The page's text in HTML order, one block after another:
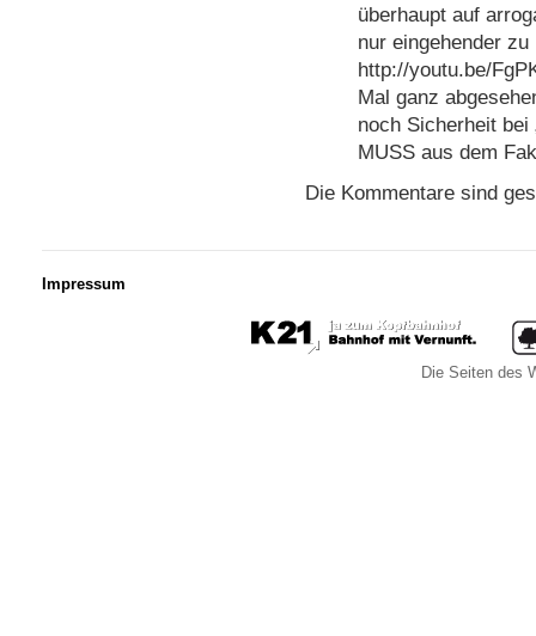
überhaupt auf
nur eingehender
http://youtu.be/
Mal ganz
noch Sicherheit bei
MUSS aus dem
Die Kommentare sind
Impressum
Die Seiten des